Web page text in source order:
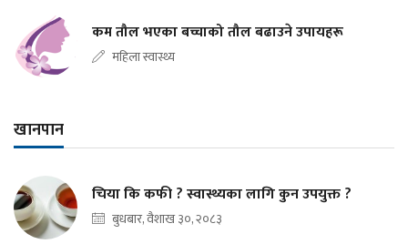
कम तौल भएका बच्चाको तौल बढाउने उपायहरू
महिला स्वास्थ्य
खानपान
चिया कि कफी ? स्वास्थ्यका लागि कुन उपयुक्त ?
बुधबार, वैशाख ३०, २०८३